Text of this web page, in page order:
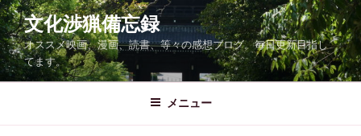
コ
ン
テ
ン
ツ
ス
文化渉猟備忘録
オススメ映画、漫画、読書、等々の感想ブログ。毎日更新目指し
てます。
メニュー